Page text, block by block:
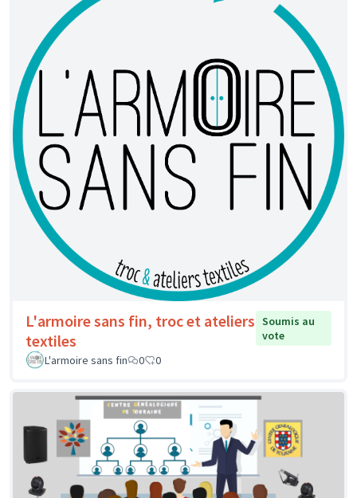
L'armoire sans fin, troc et ateliers
textiles
Soumis au
vote
L'armoire sans fin
0 0